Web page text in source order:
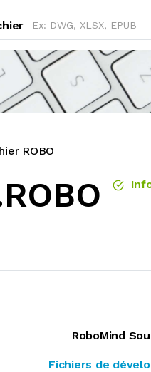
ROBO
RoboMind
Fichiers de